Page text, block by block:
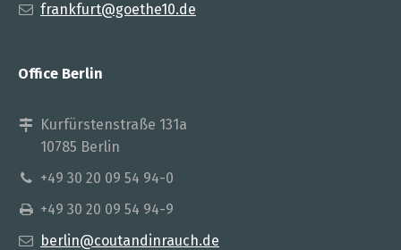
frankfurt@goethe10.de
Office Berlin
Kurfürstenstraße 131a
10785 Berlin
+49 30 20 09 54 94-0
+49 30 20 09 54 94-9
berlin@coutandinrauch.de